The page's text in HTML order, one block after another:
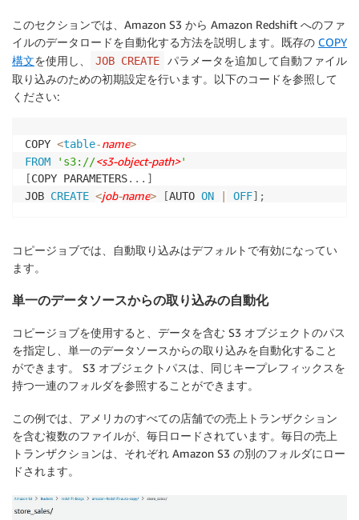
このセクションでは、Amazon S3 から Amazon Redshift へのファ
イルのデータロードを自動化する方法を説明します。既存の COPY
構文を使用し、 JOB CREATE
パラメータを追加して自動ファイル
取り込みのための初期設定を行います。以下のコードを参照して
ください:
COPY <table-name>
FROM
's3://<s3-object-path>'
[COPY PARAMETERS. . . ]
JOB CREATE <job-name> [AUTO ON OFF] ;
コピージョブでは、自動取り込みはデフォルトで有効になってい
ます。
単一のデータソースからの取り込みの自動化
コピージョブを使用すると、データを含む S3 オブジェクトのパス
を指定し、単一のデータソースからの取り込みを自動化すること
ができます。 S3 オブジェクトパスは、同じキープレフィックスを
持つ一連のフォルダを参照することができます。
この例では、アメリカのすべての店舗での売上トランザクション
を含む複数のファイルが、毎日ロードされています。毎日の売上
トランザクションは、それぞれ Amazon S3 の別のフォルダにロー
ドされます。